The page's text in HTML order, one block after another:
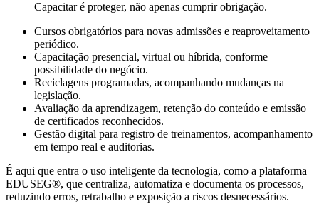
Capacitar é proteger, não apenas cumprir obrigação.
Cursos obrigatórios para novas admissões e reaproveitamento
periódico.
Capacitação presencial, virtual ou híbrida, conforme
possibilidade do negócio.
Reciclagens programadas, acompanhando mudanças na
legislação.
Avaliação da aprendizagem, retenção do conteúdo e emissão
de certificados reconhecidos.
Gestão digital para registro de treinamentos, acompanhamento
em tempo real e auditorias.
É aqui que entra o uso inteligente da tecnologia, como a plataforma
EDUSEG®, que centraliza, automatiza e documenta os processos,
reduzindo erros, retrabalho e exposição a riscos desnecessários.